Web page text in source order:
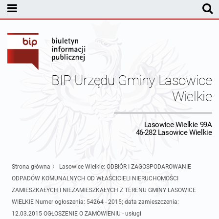
BIP Urzędu Gminy Lasowice
Wielkie
Lasowice Wielkie 99A
46-282 Lasowice Wielkie
Rada Gminy Lasowic Wielkich
Sesje Rady Gminy
Komisje Rady Gminy i informacja o terminach zwołania komisji
Protokoły z posiedzeń sesji 2024
Transmisja z obrad sesji Rady Gminy
Komisja skarg, wniosków i petycji
Uchwały Rady Gminy 2014-2018
Sprawozdania Finansowe
Statut gminy
Informacje ogólne
Strona główna 〉
Lasowice Wielkie: ODBIÓR I ZAGOSPODAROWANIE
ODPADÓW KOMUNALNYCH OD WŁAŚCICIELI NIERUCHOMOŚCI
ZAMIESZKAŁYCH I NIEZAMIESZKAŁYCH Z TERENU GMINY LASOWICE
WIELKIE Numer ogłoszenia: 54264 - 2015; data zamieszczenia:
12.03.2015 OGŁOSZENIE O ZAMÓWIENIU - usługi